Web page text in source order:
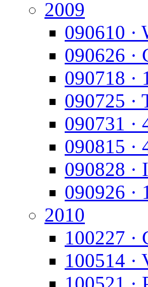
2009
090610 ·
090626 ·
090718 ·
090725 ·
090731 ·
090815 ·
090828 ·
090926 ·
2010
100227 ·
100514 ·